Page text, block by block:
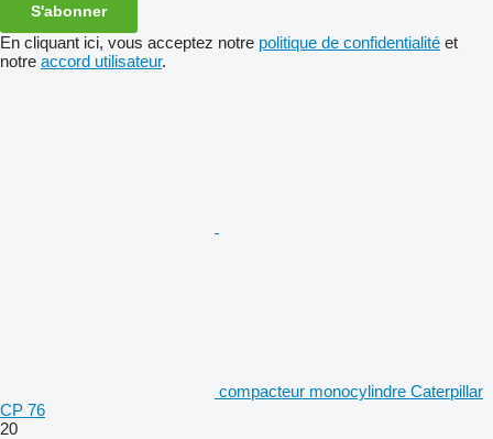
S'abonner
En cliquant ici, vous acceptez notre politique de confidentialité et
notre accord utilisateur.
compacteur monocylindre Caterpillar
CP 76
20